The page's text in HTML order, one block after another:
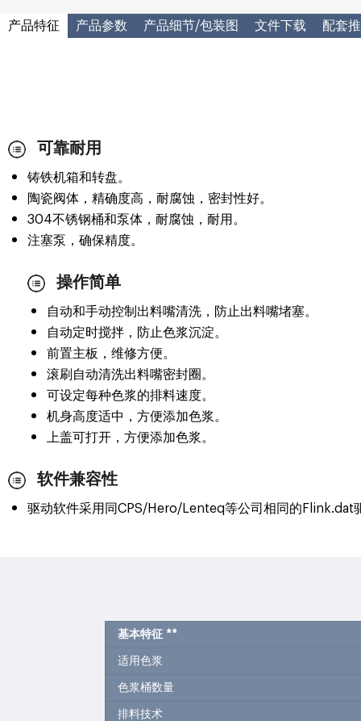
产品特征 产品参数 产品细节/包装图 文件下载 配套
可靠耐用
铸铁机箱和转盘。
陶瓷阀体，精确度高，耐腐蚀，密封性好。
304不锈钢桶和泵体，耐腐蚀，耐用。
注塞泵，确保精度。
操作简单
自动和手动控制出料嘴清洗，防止出料嘴堵塞。
自动定时搅拌，防止色浆沉淀。
前置主板，维修方便。
滚刷自动清洗出料嘴密封圈。
可设定每种色浆的排料速度。
机身高度适中，方便添加色浆。
上盖可打开，方便添加色浆。
软件兼容性
驱动软件采用同CPS/Hero/Lenteq等公司相同的Flink.dat
基本特征 **
适用色浆
色浆桶数量
排料技术